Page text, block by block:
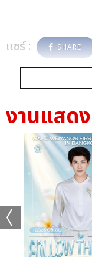
แชร์ : SHARE
งานแสดง